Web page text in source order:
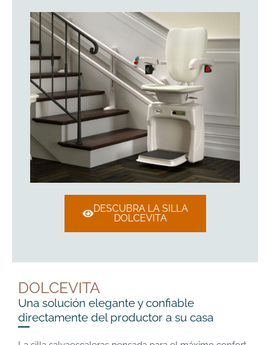
DESCUBRA LA SILLA
DOLCEVITA
DOLCEVITA
Una solución elegante y confiable
directamente del productor a su casa